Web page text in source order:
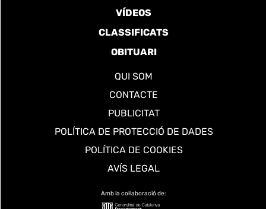
VÍDEOS
CLASSIFICATS
OBITUARI
QUI SOM
CONTACTE
PUBLICITAT
POLÍTICA DE PROTECCIÓ DE DADES
POLÍTICA DE COOKIES
AVÍS LEGAL
Amb la col·laboració de: